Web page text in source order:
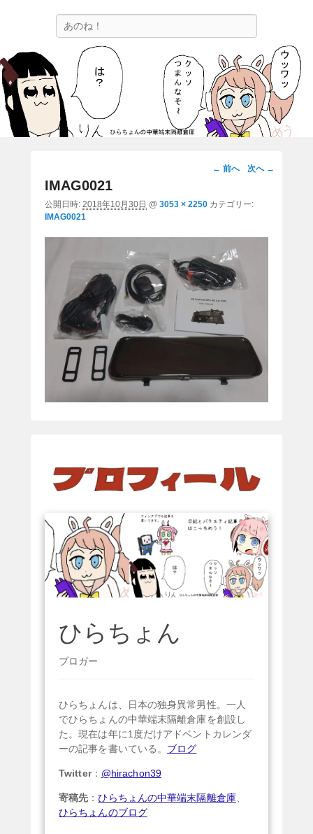
ひらちょんの中華端末隔離倉庫
ほたがページ上部にある検索バーを消してくれたサイトです。
画
シ
ョ
ン
← 前へ 次へ →
IMAG0021
公開日時: 2018年10月30日 @ 3053 × 2250 カテゴリー:
IMAG0021
ひらちょん
ブロガー
ひらちょんは、日本の独身異常男性。一人
でひらちょんの中華端末隔離倉庫を創設し
た。現在は年に1度だけアドベントカレンダ
ーの記事を書いている。 ブログ
Twitter： @hirachon39
寄稿先 ：ひらちょんの中華端末隔離倉庫、
ひらちょんのブログ